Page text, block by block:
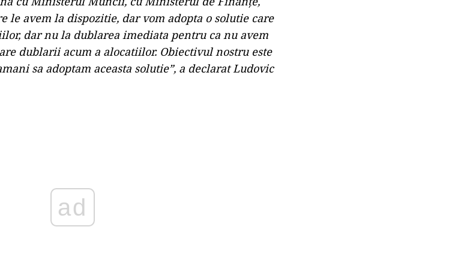
le avem la dispozitie, dar vom adopta o solutie care
dar nu la dublarea imediata pentru ca nu avem
dublarii acum a alocatiilor. Obiectivul nostru este
sa adoptam aceasta solutie”, a declarat Ludovic